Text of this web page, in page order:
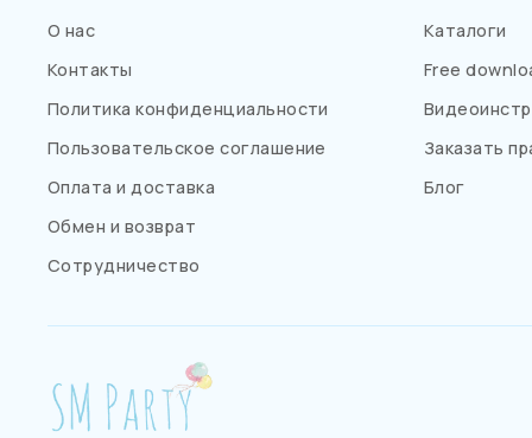
О нас
Контакты
Политика конфиденциальности
Пользовательское соглашение
Оплата и доставка
Обмен и возврат
Сотрудничество
Каталоги
Free
Заказать
Блог